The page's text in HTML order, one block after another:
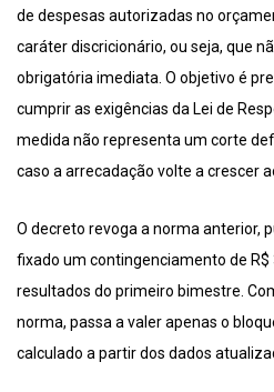
de despesas autorizadas no
caráter discricionário, ou seja, que
obrigatória imediata. O objetivo é
cumprir as exigências da Lei de
medida não representa um corte
caso a arrecadação volte a crescer
O decreto revoga a norma anterior,
fixado um contingenciamento de
resultados do primeiro bimestre.
norma, passa a valer apenas o
calculado a partir dos dados